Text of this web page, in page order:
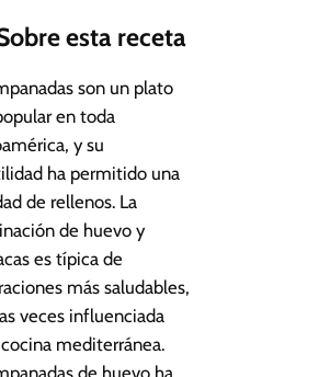
esta receta
son un plato
en toda
y su
ha permitido una
de rellenos. La
de huevo y
es típica de
más saludables,
veces influenciada
mediterránea.